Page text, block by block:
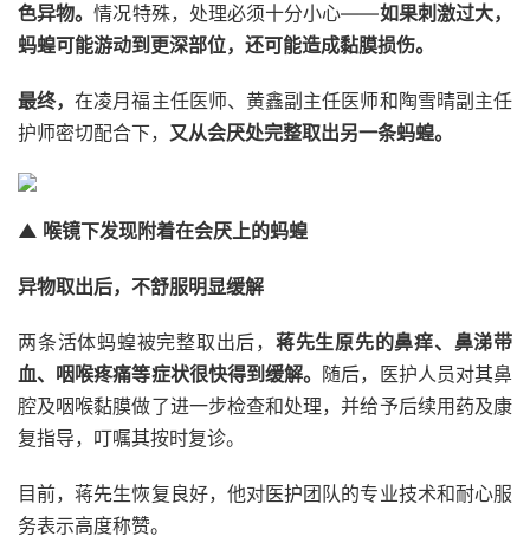
色异物。情况特殊，处理必须十分小心——如果刺激过大，
蚂蝗可能游动到更深部位，还可能造成黏膜损伤。
最终，在凌月福主任医师、黄鑫副主任医师和陶雪晴副主任
护师密切配合下， 又从会厌处完整取出另一条蚂蝗。
▲ 喉镜下发现附着在会厌上的蚂蝗
异物取出后，不舒服明显缓解
两条活体蚂蝗被完整取出后， 蒋先生原先的鼻痒、鼻涕带
血、咽喉疼痛等症状很快得到缓解。 随后，医护人员对其鼻
腔及咽喉黏膜做了进一步检查和处理，并给予后续用药及康
复指导，叮嘱其按时复诊。
目前，蒋先生恢复良好，他对医护团队的专业技术和耐心服
务表示高度称赞。